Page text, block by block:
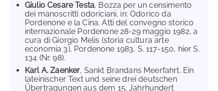
Giulio Cesare Testa, Bozza per un censimento
dei manoscritti odoriciani, in: Odorico da
Pordenone e la Cina. Atti del convegno storico
internazionale Pordenone 28-29 maggio 1982, a
cura di Giorgio Melis (storia cultura arte
economia 3), Pordenone 1983, S. 117-150, hier S.
134 (Nr. 98).
Karl A. Zaenker, Sankt Brandans Meerfahrt. Ein
lateinischer Text und seine drei deutschen
Übertragungen aus dem 15. Jahrhundert